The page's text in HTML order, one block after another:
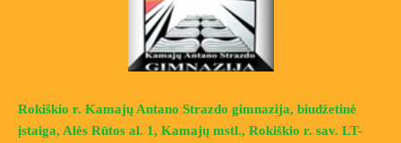
Rokiškio r. Kamajų Antano Strazdo gimnazija, biudžetinė
įstaiga, Alės Rūtos al. 1, Kamajų mstl., Rokiškio r. sav. LT-